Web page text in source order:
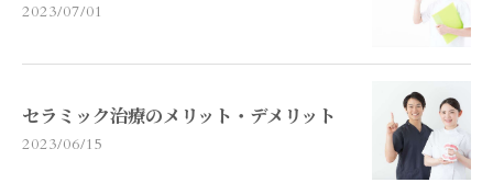
2023/07/01
セラミック治療のメリット・デメリット
2023/06/15